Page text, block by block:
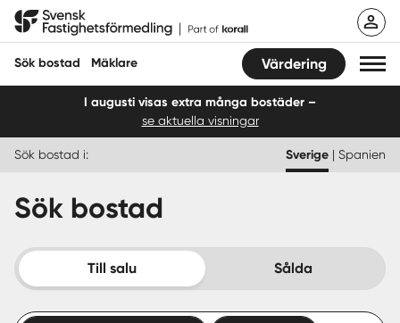
Hoppa
Svensk Fastighetsförmedling
Sök bostad Mäklare Värdering
Sälja
Köpa
I augusti visas extra många bostäder –
se aktuella visningar
Sök bostad i: Sverige | Spanien
Sök bostad
Till salu Sålda